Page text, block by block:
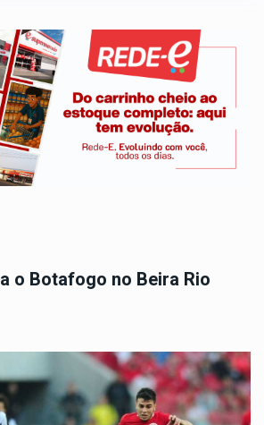
o Botafogo no Beira Rio